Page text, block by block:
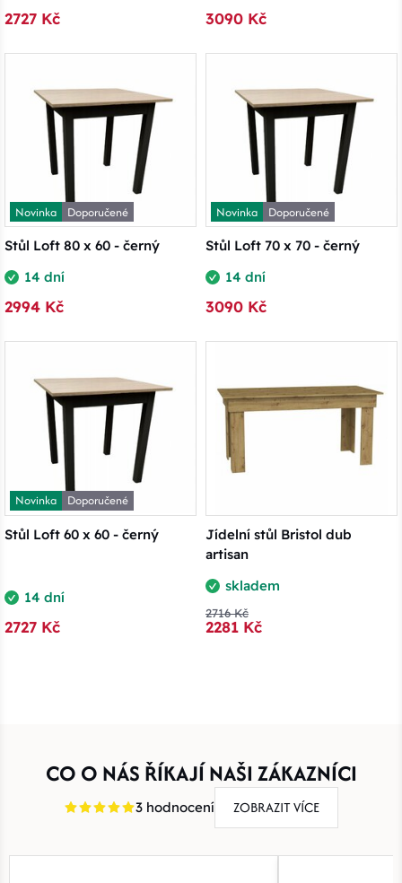
2727 Kč 3090 Kč
Novinka
Doporučené
Stůl Loft 80 x 60 - černý
14 dní
2994 Kč
Novinka
Doporučené
Stůl Loft 70 x 70 - černý
14 dní
3090 Kč
Novinka
Doporučené
Stůl Loft 60 x 60 - černý
14 dní
2727 Kč
Jídelní stůl Bristol dub
artisan
skladem
2716 Kč
2281 Kč
CO O NÁS ŘÍKAJÍ NAŠI ZÁKAZNÍCI
3 hodnocení ZOBRAZIT VÍCE